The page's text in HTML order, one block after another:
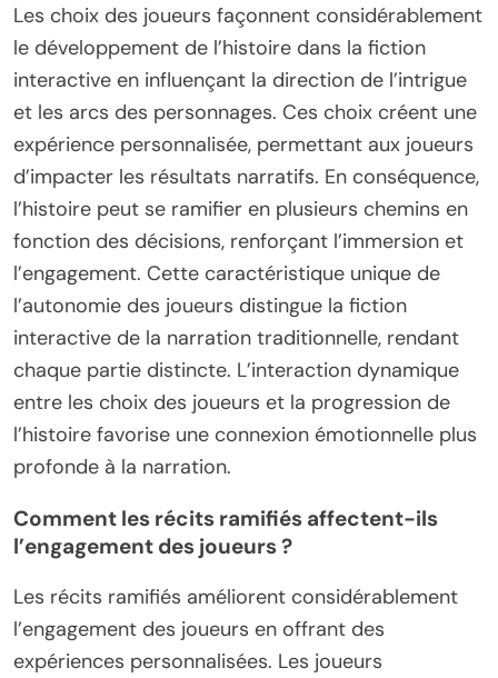
Les choix des joueurs façonnent considérablement
le développement de l’histoire dans la fiction
interactive en influençant la direction de l’intrigue
et les arcs des personnages. Ces choix créent une
expérience personnalisée, permettant aux joueurs
d’impacter les résultats narratifs. En conséquence,
l’histoire peut se ramifier en plusieurs chemins en
fonction des décisions, renforçant l’immersion et
l’engagement. Cette caractéristique unique de
l’autonomie des joueurs distingue la fiction
interactive de la narration traditionnelle, rendant
chaque partie distincte. L’interaction dynamique
entre les choix des joueurs et la progression de
l’histoire favorise une connexion émotionnelle plus
profonde à la narration.
Comment les récits ramifiés affectent-ils
l’engagement des joueurs ?
Les récits ramifiés améliorent considérablement
l’engagement des joueurs en offrant des
expériences personnalisées. Les joueurs